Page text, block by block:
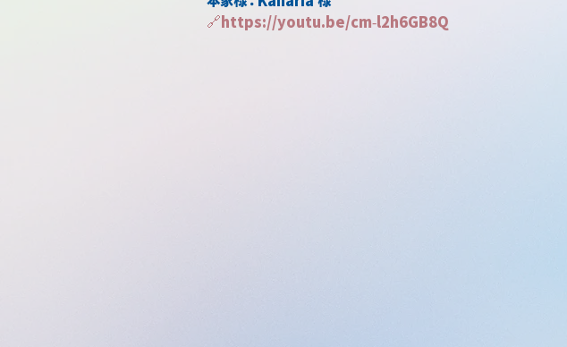
🔗https://youtu.be/cm-l2h6GB8Q